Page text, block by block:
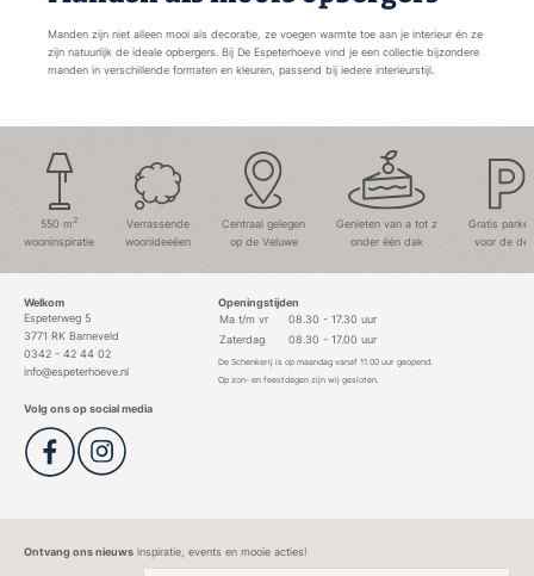
Manden zijn niet alleen mooi als decoratie, ze voegen warmte toe aan je interieur én ze
zijn natuurlijk de ideale opbergers. Bij De Espeterhoeve vind je een collectie bijzondere
manden in verschillende formaten en kleuren, passend bij iedere interieurstijl.
550 m2
wooninspiratie
Verrassende
woonideeëen
Centraal gelegen
op de Veluwe
Genieten van a tot z
onder één dak
Gratis
voor de
Welkom
Espeterweg 5
3771 RK Barneveld
0342 - 42 44 02
info@espeterhoeve.nl
Openingstijden
Ma t/m vr
08.30 - 17.30 uur
Zaterdag
08.30 - 17.00 uur
De Schenkerij is op maandag vanaf 11.00 uur geopend.
Op zon- en feestdagen zijn wij gesloten.
Volg ons op social media
Ontvang ons nieuws inspiratie, events en mooie acties!